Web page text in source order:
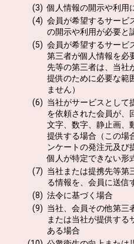
個人情報の開示や利用
会員が希望するサービ
の開示や利用が必要と
会員が希望するサービ
第三者が個人情報を必
先等の第三者は、当社
提供のために必要な範
ません）
当社がサービスとして
を依頼された会員が、
文字、数字、静止画、
提供する場合（この場
ンケートの発注元及び
個人が特定できない形
当社または提携先等第
る情報を、会員に送信
法令に基づく場合
当社、会員その他第三
または当社が提供する
ある場合